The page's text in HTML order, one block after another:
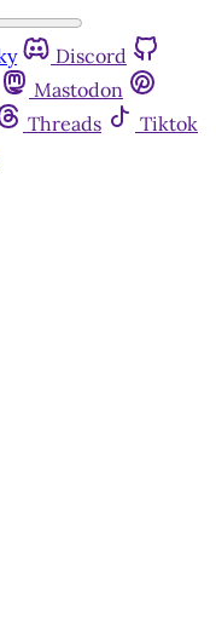
Discord
Mastodon
Threads
Tiktok